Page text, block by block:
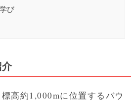
び
高約1,000mに位置するバウ